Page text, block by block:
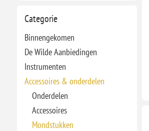
Categorie
Binnengekomen
De Wilde Aanbiedingen
Instrumenten
Accessoires & onderdelen
Onderdelen
Accessoires
Mondstukken